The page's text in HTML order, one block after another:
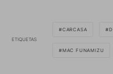
ETIQUETAS
CARCASA
MAC FUNAMIZU